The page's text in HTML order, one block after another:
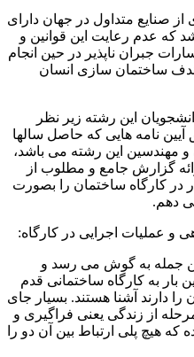
صنایع متداول در جهان دارای
که عدم رعایت این قوانین و
جبران ناپذیر در حین انجام
ساختمان سازی انسان
این رشته زیر نظر
نامه هایی که حاصل سالها
و مهندسین این رشته می باشد،
گزارش جامع و مطلوب از
در کارگاه ساختمان را بصورت
دهم.
و عملیات اجرایی در کارگاه:
جمله به گوش می رسد و
بار به کارگاه ساختمانی قدم
دارند آشنا هستند. بسیار جای
از زندگی یعنی فراگیری و
هیچ پلی ارتباط بین آن دو را